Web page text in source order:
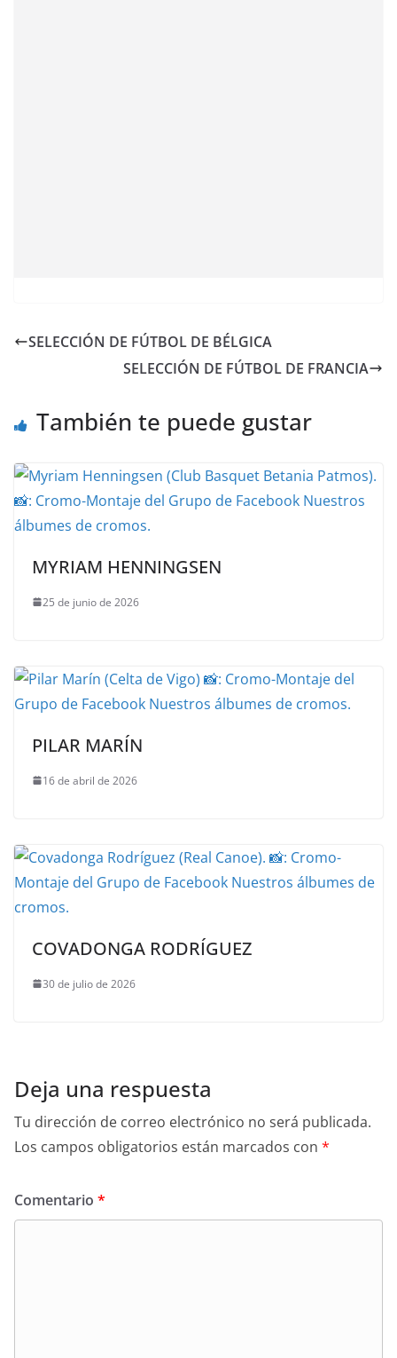
SELECCIÓN DE FÚTBOL DE BÉLGICA
SELECCIÓN DE FÚTBOL DE FRANCIA
También te puede gustar
MYRIAM HENNINGSEN
25 de junio de 2026
PILAR MARÍN
16 de abril de 2026
COVADONGA RODRÍGUEZ
30 de julio de 2026
Deja una respuesta
Tu dirección de correo electrónico no será publicada.
Los campos obligatorios están marcados con *
Comentario *